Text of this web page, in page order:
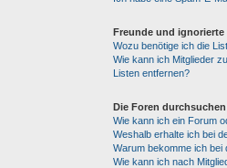
Freunde und ignorierte
Wozu benötige ich die
Wie kann ich Mitglieder
Listen entfernen?
Die Foren durchsuchen
Wie kann ich ein Forum
Weshalb erhalte ich bei
Warum bekomme ich bei
Wie kann ich nach